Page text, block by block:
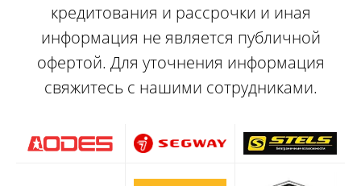
кредитования и рассрочки и иная
информация не является публичной
офертой. Для уточнения информация
свяжитесь с нашими сотрудниками.